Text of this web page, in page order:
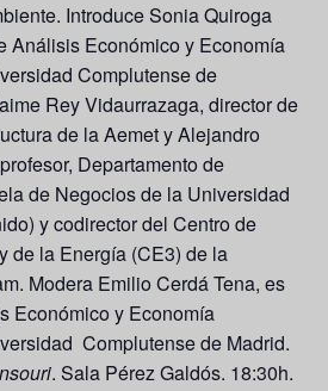
IntroduceSonia Quiroga
Análisis Económico y Economía
Complutense de
Rey Vidaurrazaga, director de
de la Aemet yAlejandro
Departamento de
de Negocios de la Universidad
y codirector del Centro de
de la Energía (CE3) de la
Modera Emilio Cerdá Tena, es
Económico y Economía
Complutense de Madrid.
. Sala Pérez Galdós. 18:30h.